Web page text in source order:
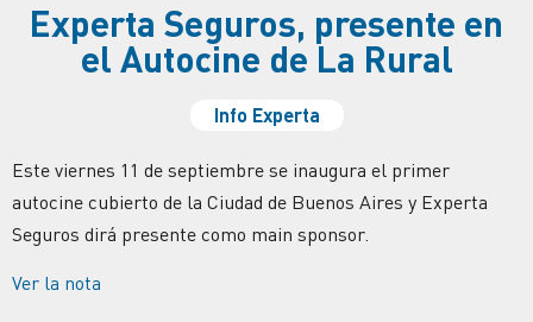
Experta Seguros, presente en
el Autocine de La Rural
Info Experta
Este viernes 11 de septiembre se inaugura el primer
autocine cubierto de la Ciudad de Buenos Aires y Experta
Seguros dirá presente como main sponsor.
Ver la nota